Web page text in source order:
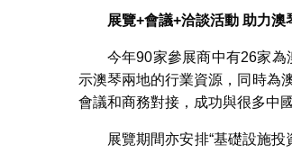
展覽+會議+洽談活動 助力澳
今年90家參展商中有26家為
示澳琴兩地的行業資源，同時為
會議和商務對接，成功與很多中
展覽期間亦安排“基礎設施